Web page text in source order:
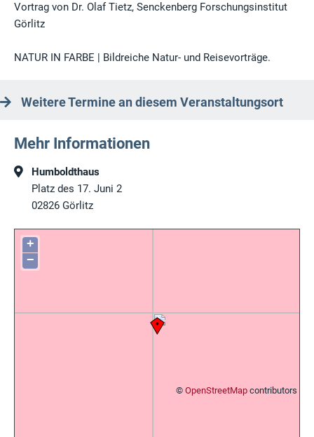
Vortrag von Dr. Olaf Tietz, Senckenberg Forschungsinstitut
Görlitz
NATUR IN FARBE | Bildreiche Natur- und Reisevorträge.
Weitere Termine an diesem Veranstaltungsort
Mehr Informationen
Humboldthaus
Platz des 17. Juni 2
02826 Görlitz
+
−
© OpenStreetMap contributors